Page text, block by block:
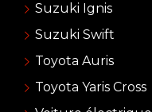
Suzuki Ignis
Suzuki Swift
Toyota Auris
Toyota Yaris Cross